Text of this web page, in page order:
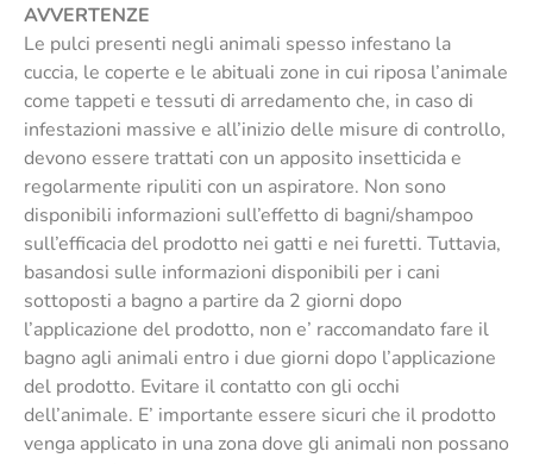
AVVERTENZE
Le pulci presenti negli animali spesso infestano la
cuccia, le coperte e le abituali zone in cui riposa l’animale
come tappeti e tessuti di arredamento che, in caso di
infestazioni massive e all’inizio delle misure di controllo,
devono essere trattati con un apposito insetticida e
regolarmente ripuliti con un aspiratore. Non sono
disponibili informazioni sull’effetto di bagni/shampoo
sull’efficacia del prodotto nei gatti e nei furetti. Tuttavia,
basandosi sulle informazioni disponibili per i cani
sottoposti a bagno a partire da 2 giorni dopo
l’applicazione del prodotto, non e’ raccomandato fare il
bagno agli animali entro i due giorni dopo l’applicazione
del prodotto. Evitare il contatto con gli occhi
dell’animale. E’ importante essere sicuri che il prodotto
venga applicato in una zona dove gli animali non possano